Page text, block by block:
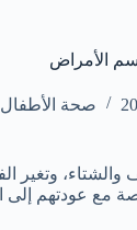
الأمراض
صحة الأطفال
وتغير
مع عودتهم